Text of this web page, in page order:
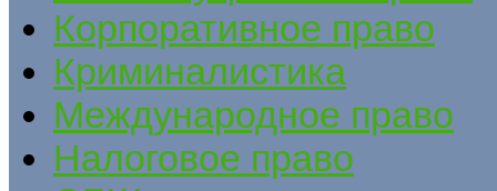
Корпоративное право
Криминалистика
Международное право
Налоговое право